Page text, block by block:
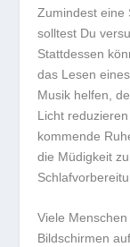
Zumindest eine
solltest Du
Stattdessen
das Lesen
Musik helfen,
Licht reduzieren
kommende
die Müdigkeit
Viele
Bildschirmen